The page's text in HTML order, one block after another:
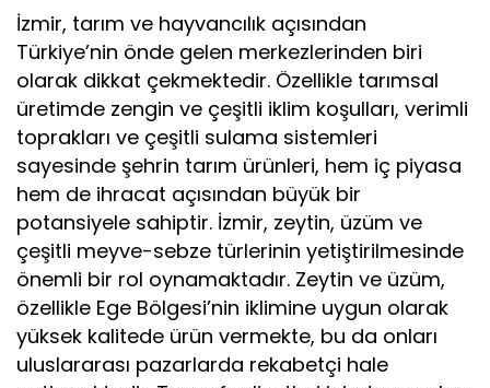
İzmir, tarım ve hayvancılık açısından
Türkiye’nin önde gelen merkezlerinden biri
olarak dikkat çekmektedir. Özellikle tarımsal
üretimde zengin ve çeşitli iklim koşulları, verimli
toprakları ve çeşitli sulama sistemleri
sayesinde şehrin tarım ürünleri, hem iç piyasa
hem de ihracat açısından büyük bir
potansiyele sahiptir. İzmir, zeytin, üzüm ve
çeşitli meyve-sebze türlerinin yetiştirilmesinde
önemli bir rol oynamaktadır. Zeytin ve üzüm,
özellikle Ege Bölgesi’nin iklimine uygun olarak
yüksek kalitede ürün vermekte, bu da onları
uluslararası pazarlarda rekabetçi hale